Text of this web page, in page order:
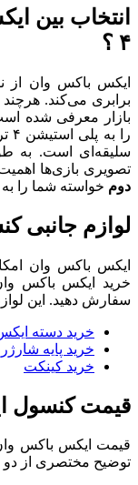
انتخاب بین
۴ ؟
برابری می‌کند.
بازار معرفی شده
سلیقه‌ای است. به
تصویری بازی‌ها
دوم خواسته شما را
لوازم جانبی
ایکس باکس وان
خرید ایکس باکس
سفارش دهید. این
خرید دسته
خرید پایه
خرید کینکت
قیمت کنسول
قیمت ایکس باکس
توضیح مختصری از دو